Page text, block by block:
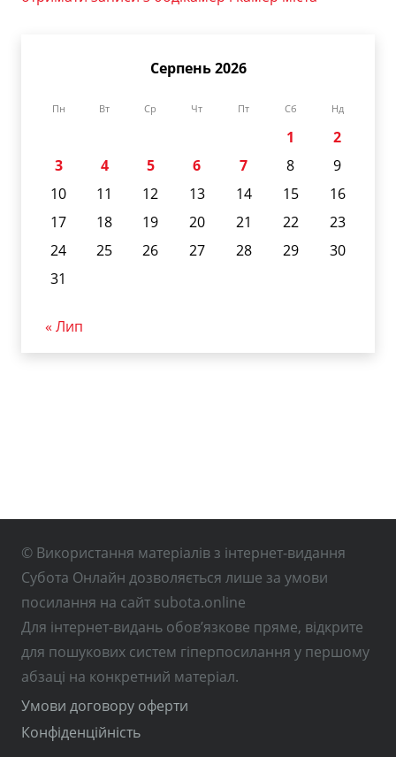
Серпень 2026
Пн Вт Ср Чт Пт Сб Нд
1
2
3
4 5 6 7 8
9
10
11 12 13 14 15
16
17
18 19 20 21 22
23
24
25 26 27 28 29
30
31
« Лип
© Використання матеріалів з інтернет-видання
Субота Онлайн дозволяється лише за умови
посилання на сайт subota.online
Для інтернет-видань обов’язкове пряме, відкрите
для пошукових систем гіперпосилання у першому
абзаці на конкретний матеріал.
Умови договору оферти
Конфіденційність